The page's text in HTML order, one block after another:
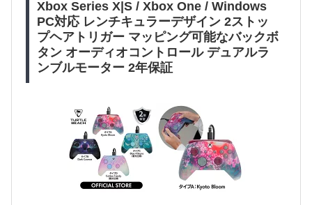
Xbox Series X|S / Xbox One / Windows
PC対応 レンチキュラーデザイン 2ストッ
プヘアトリガー マッピング可能なバックボ
タン オーディオコントロール デュアルラ
ンブルモーター 2年保証